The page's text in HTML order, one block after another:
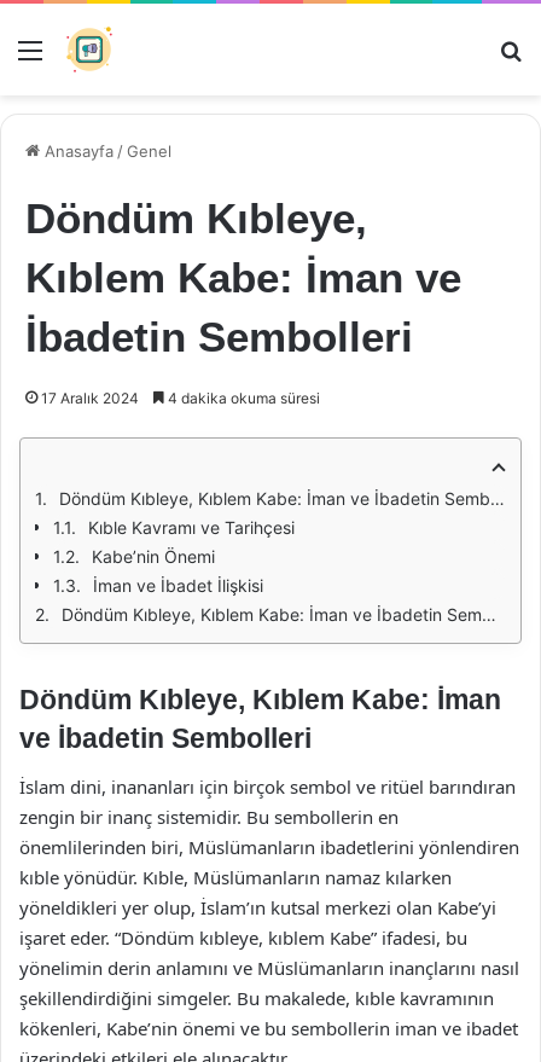
Menü
Anasayfa /Genel
Döndüm Kıbleye,
Kıblem Kabe: İman ve
İbadetin Sembolleri
17 Aralık 2024 4 dakika okuma süresi
Döndüm Kıbleye, Kıblem Kabe: İman ve İbadetin Sembolleri
Kıble Kavramı ve Tarihçesi
Kabe’nin Önemi
İman ve İbadet İlişkisi
Döndüm Kıbleye, Kıblem Kabe: İman ve İbadetin Sembolleri
Döndüm Kıbleye, Kıblem Kabe: İman
ve İbadetin Sembolleri
İslam dini, inananları için birçok sembol ve ritüel barındıran
zengin bir inanç sistemidir. Bu sembollerin en
önemlilerinden biri, Müslümanların ibadetlerini yönlendiren
kıble yönüdür. Kıble, Müslümanların namaz kılarken
yöneldikleri yer olup, İslam’ın kutsal merkezi olan Kabe’yi
işaret eder. “Döndüm kıbleye, kıblem Kabe” ifadesi, bu
yönelimin derin anlamını ve Müslümanların inançlarını nasıl
şekillendirdiğini simgeler. Bu makalede, kıble kavramının
kökenleri, Kabe’nin önemi ve bu sembollerin iman ve ibadet